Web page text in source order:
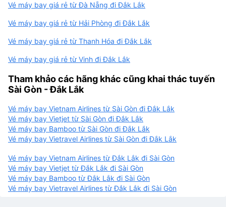
Vé máy bay giá rẻ từ Đà Nẵng đi Đắk Lắk
Vé máy bay giá rẻ từ Hải Phòng đi Đắk Lắk
Vé máy bay giá rẻ từ Thanh Hóa đi Đắk Lắk
Vé máy bay giá rẻ từ Vinh đi Đắk Lắk
Tham khảo các hãng khác cũng khai thác tuyến
Sài Gòn - Đắk Lắk
Vé máy bay Vietnam Airlines từ Sài Gòn đi Đắk Lắk
Vé máy bay Vietjet từ Sài Gòn đi Đắk Lắk
Vé máy bay Bamboo từ Sài Gòn đi Đắk Lắk
Vé máy bay Vietravel Airlines từ Sài Gòn đi Đắk Lắk
Vé máy bay Vietnam Airlines từ Đắk Lắk đi Sài Gòn
Vé máy bay Vietjet từ Đắk Lắk đi Sài Gòn
Vé máy bay Bamboo từ Đắk Lắk đi Sài Gòn
Vé máy bay Vietravel Airlines từ Đắk Lắk đi Sài Gòn